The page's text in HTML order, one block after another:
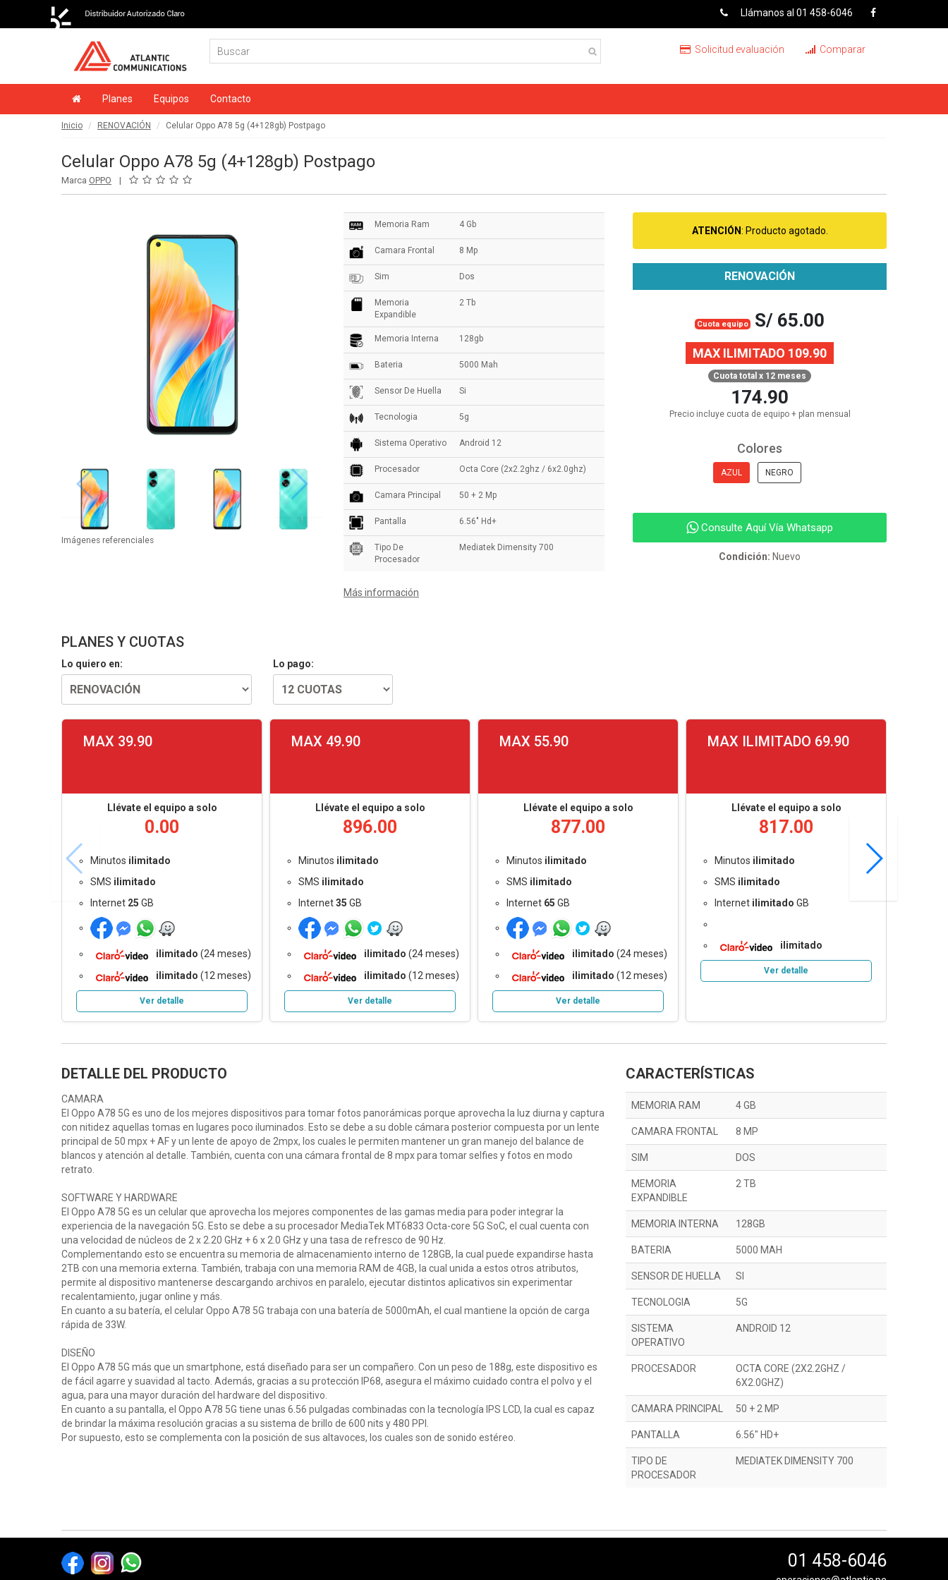
Llámanos al 01 458-6046
Solicitud evaluación Comparar
Planes Equipos Contacto
Inicio RENOVACIÓN Celular Oppo A78 5g (4+128gb) Postpago
Celular Oppo A78 5g (4+128gb) Postpago
Marca OPPO
Imágenes referenciales
Memoria Ram 4 Gb
Camara Frontal 8 Mp
Sim Dos
Memoria
Expandible
2 Tb
Memoria Interna 128gb
Bateria 5000 Mah
Sensor De Huella Si
Tecnologia 5g
Sistema Operativo Android 12
Procesador Octa Core (2x2.2ghz / 6x2.0ghz)
Camara Principal 50 + 2 Mp
Pantalla 6.56" Hd+
Tipo De
Procesador
Mediatek Dimensity 700
Más información
ATENCIÓN: Producto agotado.
RENOVACIÓN
Cuota equipo S/ 65.00
MAX ILIMITADO 109.90
Cuota total x 12 meses
174.90
Precio incluye cuota de equipo + plan mensual
Colores
AZUL NEGRO
Consulte Aquí Vía Whatsapp
Condición: Nuevo
PLANES Y CUOTAS
Lo quiero en: Lo pago:
MAX 39.90
Llévate el equipo a solo
0.00
Minutos ilimitado
SMS ilimitado
Internet 25 GB
ilimitado (24 meses)
ilimitado (12 meses)
Ver detalle
MAX 49.90
Llévate el equipo a solo
896.00
Minutos ilimitado
SMS ilimitado
Internet35 GB
ilimitado (24 meses)
ilimitado (12 meses)
Ver detalle
MAX 55.90
Llévate el equipo a solo
877.00
Minutos ilimitado
SMS ilimitado
Internet 65 GB
ilimitado (24 meses)
ilimitado (12 meses)
Ver detalle
MAX ILIMITADO 69.90
Llévate el equipo a solo
817.00
Minutos ilimitado
SMS ilimitado
Internet ilimitado GB
ilimitado
Ver detalle
DETALLE DEL PRODUCTO
CAMARA
El Oppo A78 5G es uno de los mejores dispositivos para tomar fotos panorámicas porque aprovecha la luz diurna y captura
con nitidez aquellas tomas en lugares poco iluminados. Esto se debe a su doble cámara posterior compuesta por un lente
principal de 50 mpx + AF y un lente de apoyo de 2mpx, los cuales le permiten mantener un gran manejo del balance de
blancos y atención al detalle. También, cuenta con una cámara frontal de 8 mpx para tomar selfies y fotos en modo
retrato.
SOFTWARE Y HARDWARE
El Oppo A78 5G es un celular que aprovecha los mejores componentes de las gamas media para poder integrar la
experiencia de la navegación 5G. Esto se debe a su procesador MediaTek MT6833 Octa-core 5G SoC, el cual cuenta con
una velocidad de núcleos de 2 x 2.20 GHz + 6 x 2.0 GHz y una tasa de refresco de 90 Hz.
Complementando esto se encuentra su memoria de almacenamiento interno de 128GB, la cual puede expandirse hasta
2TB con una memoria externa. También, trabaja con una memoria RAM de 4GB, la cual unida a estos otros atributos,
permite al dispositivo mantenerse descargando archivos en paralelo, ejecutar distintos aplicativos sin experimentar
recalentamiento, jugar online y más.
En cuanto a su batería, el celular Oppo A78 5G trabaja con una batería de 5000mAh, el cual mantiene la opción de carga
rápida de 33W.
DISEÑO
El Oppo A78 5G más que un smartphone, está diseñado para ser un compañero. Con un peso de 188g, este dispositivo es
de fácil agarre y suavidad al tacto. Además, gracias a su protección IP68, asegura el máximo cuidado contra el polvo y el
agua, para una mayor duración del hardware del dispositivo.
En cuanto a su pantalla, el Oppo A78 5G tiene unas 6.56 pulgadas combinadas con la tecnología IPS LCD, la cual es capaz
de brindar la máxima resolución gracias a su sistema de brillo de 600 nits y 480 PPI.
Por supuesto, esto se complementa con la posición de sus altavoces, los cuales son de sonido estéreo.
CARACTERÍSTICAS
MEMORIA RAM 4 GB
CAMARA FRONTAL 8 MP
SIM DOS
MEMORIA
EXPANDIBLE
2 TB
MEMORIA INTERNA 128GB
BATERIA 5000 MAH
SENSOR DE HUELLA SI
TECNOLOGIA 5G
SISTEMA
OPERATIVO
ANDROID 12
PROCESADOR
OCTA CORE (2X2.2GHZ /
6X2.0GHZ)
CAMARA PRINCIPAL 50 + 2 MP
PANTALLA 6.56" HD+
TIPO DE
PROCESADOR
MEDIATEK DIMENSITY 700
01 458-6046